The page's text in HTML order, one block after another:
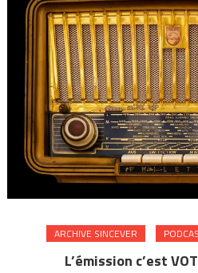
ARCHIVE SINCEVER
L’émission c’est